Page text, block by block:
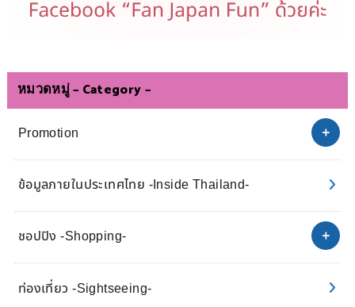
หมวดหมู่ – Category –
Promotion
ข้อมูลภายในประเทศไทย -Inside Thailand-
ชอปปิง -Shopping-
ท่องเที่ยว -Sightseeing-